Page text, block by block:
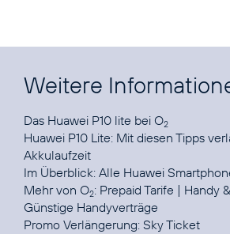
Weitere
Das Huawei P10 lite bei O2
Huawei P10 Lite: Mit diesen Tipps
Akkulaufzeit
Im Überblick: Alle Huawei
Mehr von O2: Prepaid Tarife | Handy
Günstige Handyverträge
Promo Verlängerung: Sky Ticket